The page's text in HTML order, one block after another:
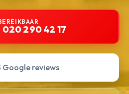
020 290 42 17
Google reviews